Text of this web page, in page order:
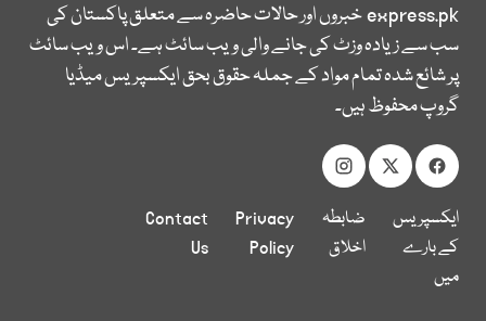
express.pkخبروں اور حالات حاضرہ سے متعلق پاکستان کی
سب سے زیادہ وزٹ کی جانے والی ویب سائٹ ہے۔ اس ویب سائٹ
پر شائع شدہ تمام مواد کے جملہ حقوق بحق ایکسپریس میڈیا
گروپ محفوظ ہیں۔
ایکسپریس
کے بارے
میں
ضابطہ
اخلاق
Privacy
Policy
Contact
Us